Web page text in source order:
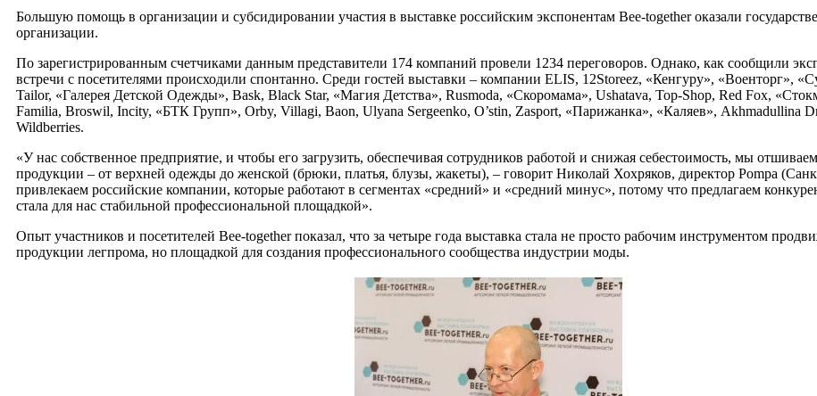
Большую помощь в организации и субсидировании участия в выставке российским экспонентам Bee-together оказали
организации.
По зарегистрированным счетчиками данным представители 174 компаний провели 1234 переговоров. Однако, как сообщили
встречи с посетителями происходили спонтанно. Среди гостей выставки – компании ELIS, 12Storeez, «Кенгуру», «Военторг»,
Tailor, «Галерея Детской Одежды», Bask, Black Star, «Магия Детства», Rusmoda, «Скоромама», Ushatava, Top-Shop, Red Fox,
Familia, Broswil, Incity, «БТК Групп», Orby, Villagi, Baon, Ulyana Sergeenko, O’stin, Zasport, «Парижанка», «Каляев», Akhmadullina
Wildberries.
«У нас собственное предприятие, и чтобы его загрузить, обеспечивая сотрудников работой и снижая себестоимость, мы
продукции – от верхней одежды до женской (брюки, платья, блузы, жакеты), – говорит Николай Хохряков, директор Pompa
привлекаем российские компании, которые работают в сегментах «средний» и «средний минус», потому что предлагаем
стала для нас стабильной профессиональной площадкой».
Опыт участников и посетителей Bee-together показал, что за четыре года выставка стала не просто рабочим инструментом
продукции легпрома, но площадкой для создания профессионального сообщества индустрии моды.